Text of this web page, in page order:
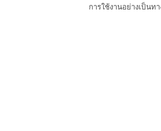
การใช้งานอย่างเป็นท